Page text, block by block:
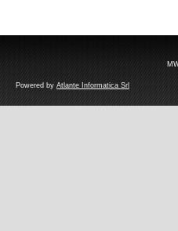
Powered by Atlante Informatica Srl